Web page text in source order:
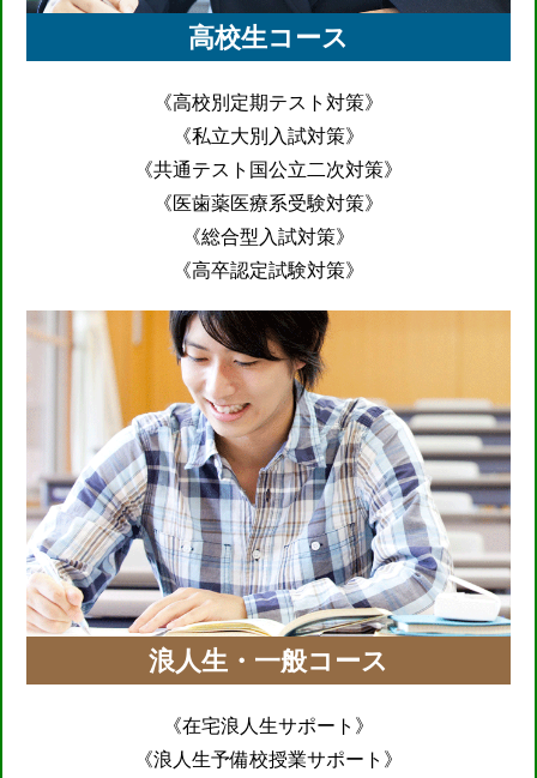
高校生コース
《高校別定期テスト対策》
《私立大別入試対策》
《共通テスト国公立二次対策》
《医歯薬医療系受験対策》
《総合型入試対策》
《高卒認定試験対策》
浪人生・一般コース
《在宅浪人生サポート》
《浪人生予備校授業サポート》